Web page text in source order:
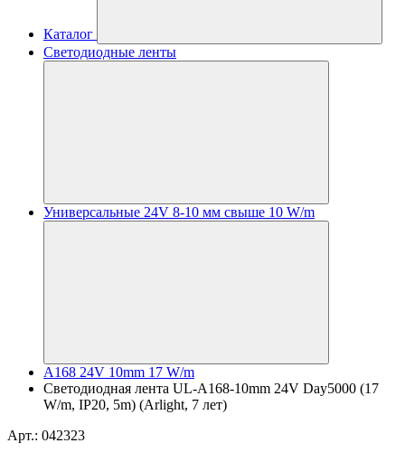
Каталог
Светодиодные ленты
Универсальные 24V 8-10 мм свыше 10 W/m
A168 24V 10mm 17 W/m
Светодиодная лента UL-A168-10mm 24V Day5000 (17
W/m, IP20, 5m) (Arlight, 7 лет)
Арт.: 042323